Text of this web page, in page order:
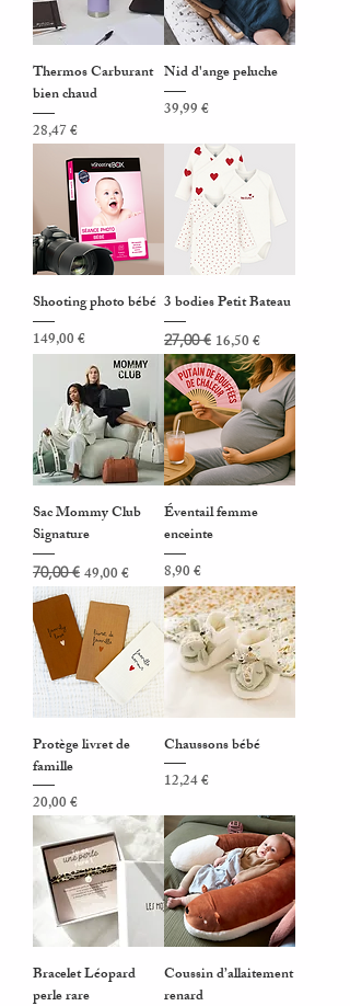
Thermos Carburant
bien chaud
Prix
28,47 €
Nid d'ange peluche
Prix
39,99 €
Shooting photo bébé
Prix
149,00 €
3 bodies Petit Bateau
Prix original
27,00 € Prix promotionnel
16,50 €
Sac Mommy Club
Signature
Prix original
70,00 € Prix promotionnel
49,00 €
Éventail femme
enceinte
Prix
8,90 €
Protège livret de
famille
Prix
20,00 €
Chaussons bébé
Prix
12,24 €
Bracelet Léopard
perle rare
Coussin d’allaitement
renard